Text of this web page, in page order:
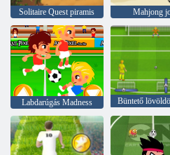
Solitaire Quest piramis Mahjong
Labdarúgás Madness